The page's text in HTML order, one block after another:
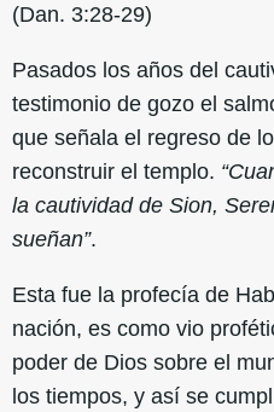
(Dan. 3:28-29)
Pasados los años del
testimonio de gozo el
que señala el regreso de
reconstruir el templo.
la cautividad de Sion,
sueñan”.
Esta fue la profecía de
nación, es como vio
poder de Dios sobre el
los tiempos, y así se